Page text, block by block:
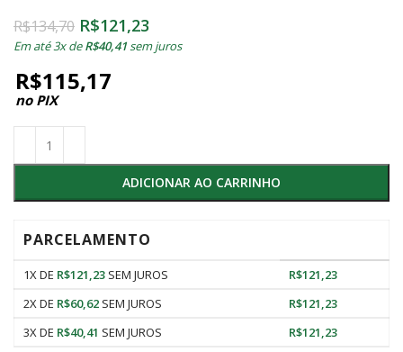
R$134,70 R$121,23
Em até 3x deR$40,41sem juros
R$115,17
no PIX
ADICIONAR AO CARRINHO
PARCELAMENTO
1X DE R$121,23 SEM JUROS R$121,23
2X DE R$60,62 SEM JUROS R$121,23
3X DE R$40,41 SEM JUROS R$121,23